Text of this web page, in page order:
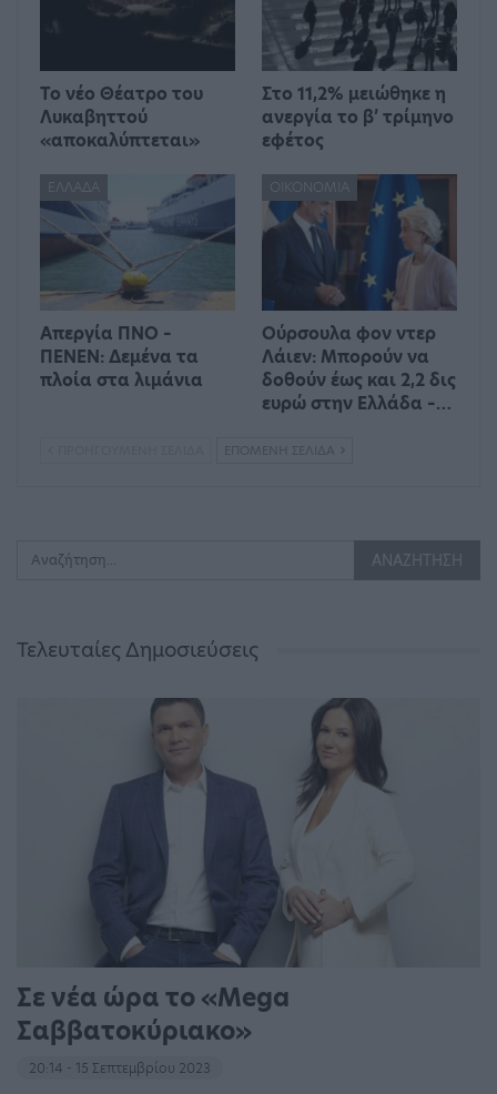
Το νέο Θέατρο του
Λυκαβηττού
«αποκαλύπτεται»
Στο 11,2% μειώθηκε η
ανεργία το β’ τρίμηνο
εφέτος
ΕΛΛΆΔΑ
Απεργία ΠΝΟ –
ΠΕΝΕΝ: Δεμένα τα
πλοία στα λιμάνια
ΟΙΚΟΝΟΜΊΑ
Ούρσουλα φον ντερ
Λάιεν: Μπορούν να
δοθούν έως και 2,2 δις
ευρώ στην Ελλάδα –…
ΕΠΌΜΕΝΗ ΣΕΛΊΔΑ
Τελευταίες Δημοσιεύσεις
Σε νέα ώρα το «Mega
Σαββατοκύριακο»
20:14 - 15 Σεπτεμβρίου 2023